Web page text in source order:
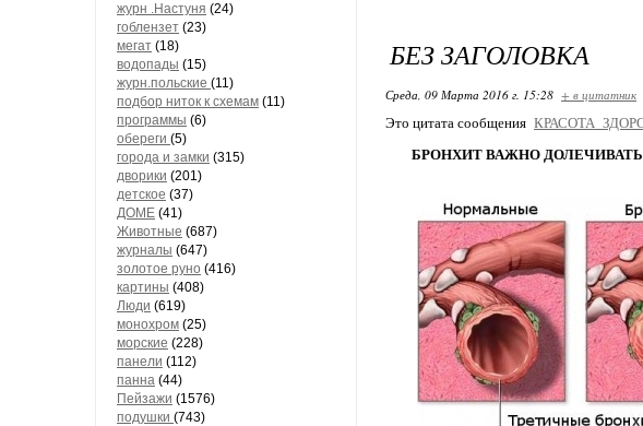
журн .Настуня (24)
гоблензет (23)
мегат (18)
водопады (15)
журн.польские (11)
подбор ниток к схемам (11)
программы (6)
обереги (5)
города и замки (315)
дворики (201)
детское (37)
ДОМЕ (41)
Животные (687)
журналы (647)
золотое руно (416)
картины (408)
Люди (619)
монохром (25)
морские (228)
панели (112)
панна (44)
Пейзажи (1576)
подушки (743)
БЕЗ ЗАГОЛОВКА
Среда, 09 Марта 2016 г. 15:28 + в цитатник
Это цитата сообщения
БРОНХИТ ВАЖНО